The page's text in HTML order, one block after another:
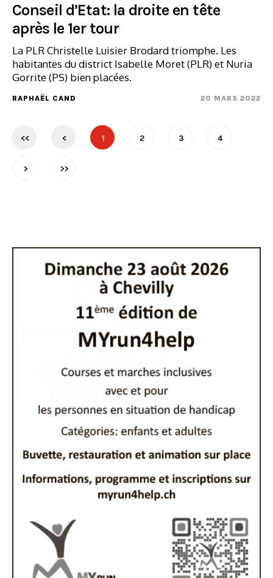
Conseil d’Etat: la droite en tête
après le 1er tour
La PLR Christelle Luisier Brodard triomphe. Les
habitantes du district Isabelle Moret (PLR) et Nuria
Gorrite (PS) bien placées.
RAPHAËL CAND 20 MARS 2022
<< < 1 2 3 4
> >>